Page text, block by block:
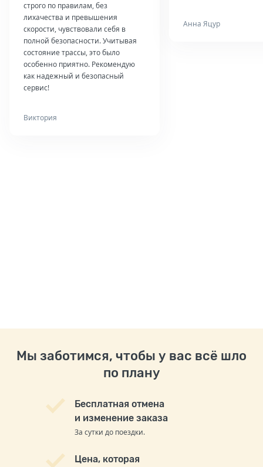
строго по правилам, без
лихачества и превышения
скорости, чувствовали себя в
полной безопасности. Учитывая
состояние трассы, это было
особенно приятно. Рекомендую
как надежный и безопасный
сервис!
Виктория
Анна Яцур
Мы заботимся, чтобы у вас всё шло
по плану
Бесплатная отмена
и изменение заказа
За сутки до поездки.
Цена, которая